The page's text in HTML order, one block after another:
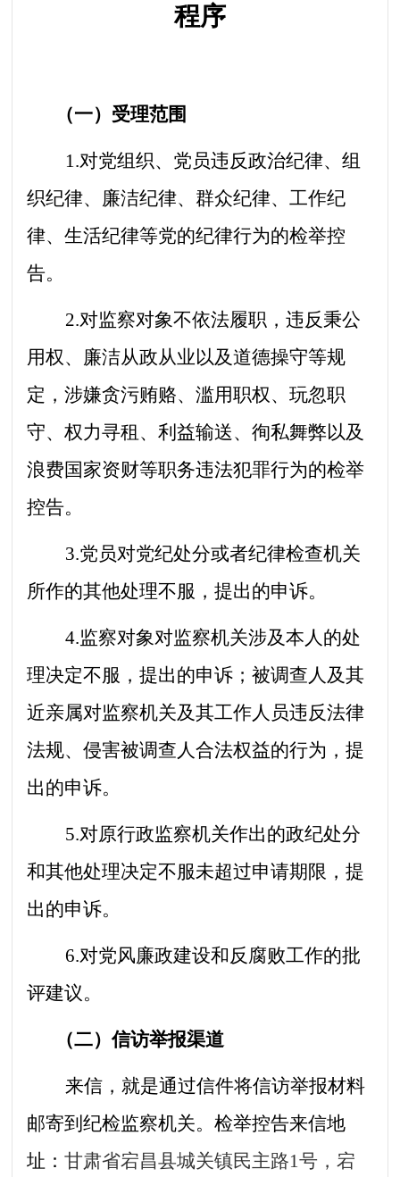
程序
（一）受理范围
1.对党组织、党员违反政治纪律、组
织纪律、廉洁纪律、群众纪律、工作纪
律、生活纪律等党的纪律行为的检举控
告。
2.对监察对象不依法履职，违反秉公
用权、廉洁从政从业以及道德操守等规
定，涉嫌贪污贿赂、滥用职权、玩忽职
守、权力寻租、利益输送、徇私舞弊以及
浪费国家资财等职务违法犯罪行为的检举
控告。
3.党员对党纪处分或者纪律检查机关
所作的其他处理不服，提出的申诉。
4.监察对象对监察机关涉及本人的处
理决定不服，提出的申诉；被调查人及其
近亲属对监察机关及其工作人员违反法律
法规、侵害被调查人合法权益的行为，提
出的申诉。
5.对原行政监察机关作出的政纪处分
和其他处理决定不服未超过申请期限，提
出的申诉。
6.对党风廉政建设和反腐败工作的批
评建议。
（二）信访举报渠道
来信，就是通过信件将信访举报材料
邮寄到纪检监察机关。检举控告来信地
址：甘肃省宕昌县城关镇民主路1号，宕